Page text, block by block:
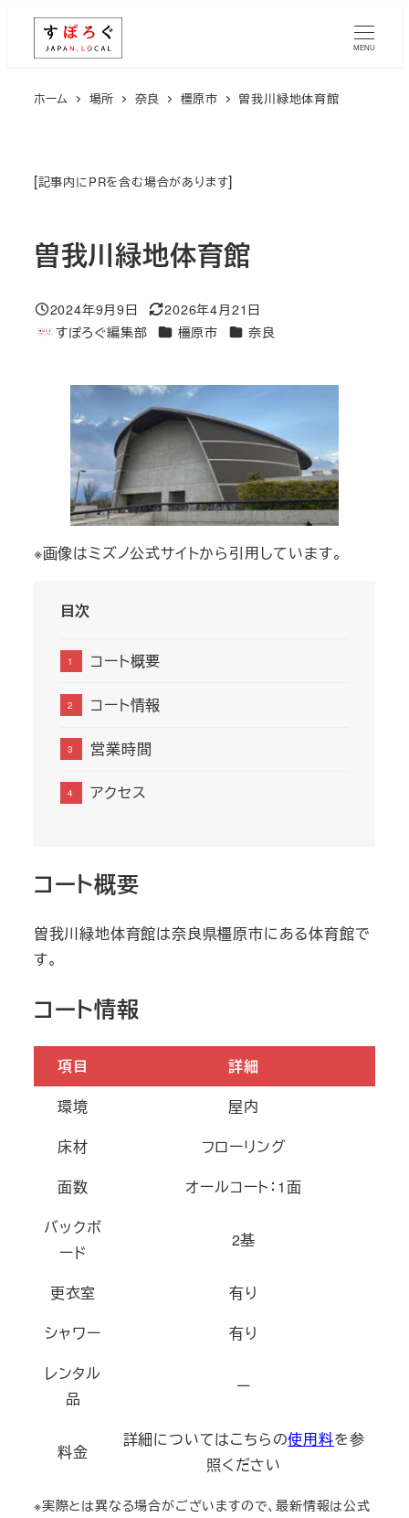
MENU
ホーム 場所 奈良 橿原市 曽我川緑地体育館
[記事内にPRを含む場合があります]
曽我川緑地体育館
投稿日
2024年9月9日
更新日
2026年4月21日
著
すぽろぐ編集部 エリア橿原市 エリア奈良
※画像はミズノ公式サイトから引用しています。
目次
コート概要
コート情報
営業時間
アクセス
コート概要
曽我川緑地体育館は奈良県橿原市にある体育館で
す。
コート情報
項目
詳細
環境
屋内
床材
フローリング
面数
オールコート：1面
バックボ
ード
2基
更衣室
有り
シャワー
有り
レンタル
品
ー
料金
詳細についてはこちらの使用料を参
照ください
※実際とは異なる場合がございますので、最新情報は公式